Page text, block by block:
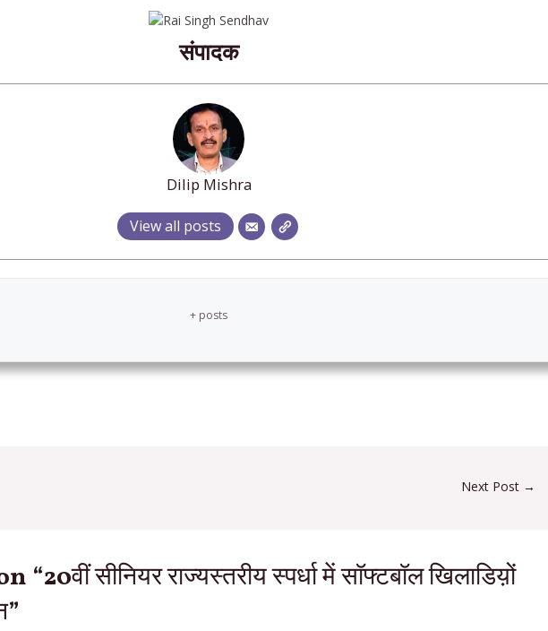
संपादक
Dilip Mishra
View all posts
+ posts
Next Post →
सीनियर राज्यस्तरीय स्पर्धा में सॉफ्टबॉल खिलाडिय़ों